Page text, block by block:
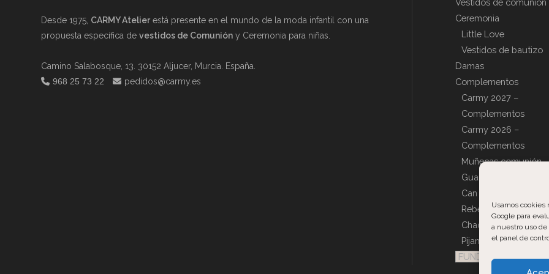
Usamos
Google para
a nuestro uso de
el panel de
Desde 1975, CARMY Atelier está presente en el mundo de la moda infantil con una
propuesta específica devestidos de Comunión y Ceremonia para niñas.
Camino Salabosque, 13. 30152 Aljucer, Murcia. España.
968 25 73 22
pedidos@carmy.es
Vestidos de comunión
Ceremonia
Little Love
Vestidos de bautizo
Damas
Complementos
Carmy 2027 –
Complementos
Carmy 2026 –
Complementos
Muñecas comunión
Guantes de comunión
Can can
Rebecas, Capas y
Chaquetas de
Pijamas
FUNDAS